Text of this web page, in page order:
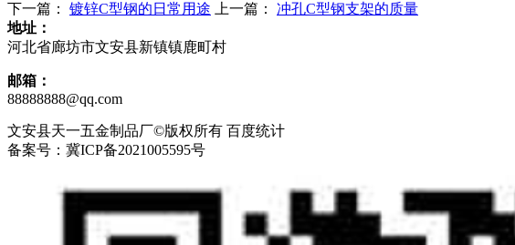
下一篇： 镀锌C型钢的日常用途 上一篇： 冲孔C型钢支架的质量
地址：
河北省廊坊市文安县新镇镇鹿町村
邮箱：
88888888@qq.com
文安县天一五金制品厂©版权所有 百度统计
备案号：冀ICP备2021005595号